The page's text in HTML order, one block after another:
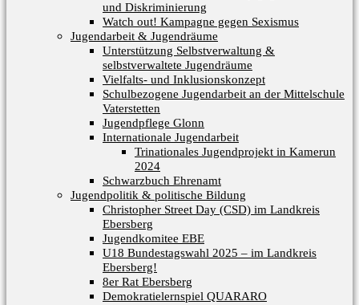
und Diskriminierung
Watch out! Kampagne gegen Sexismus
Jugendarbeit & Jugendräume
Unterstützung Selbstverwaltung &
selbstverwaltete Jugendräume​
Vielfalts- und Inklusionskonzept
Schulbezogene Jugendarbeit an der Mittelschule
Vaterstetten
Jugendpflege Glonn
Internationale Jugendarbeit
Trinationales Jugendprojekt in Kamerun
2024
Schwarzbuch Ehrenamt
Jugendpolitik & politische Bildung
Christopher Street Day (CSD) im Landkreis
Ebersberg
Jugendkomitee EBE
U18 Bundestagswahl 2025 – im Landkreis
Ebersberg!
8er Rat Ebersberg
Demokratielernspiel QUARARO